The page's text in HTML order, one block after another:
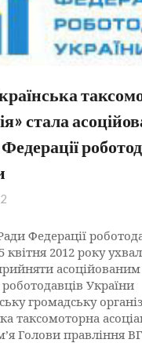
стала
Федерації
квітня 2012 року
роботодавців України
громадську
таксомоторна
Голови правління